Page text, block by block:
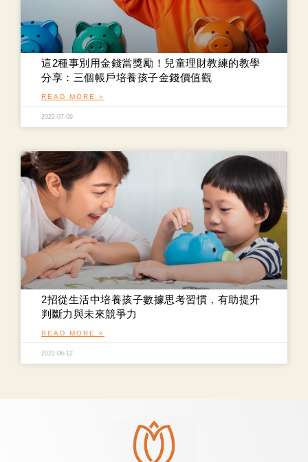
這2種事別用金錢當獎勵！兒童理財教練的教學
分享：三個帳戶培養孩子金錢價值觀
READ MORE »
2022-07-09
2招從生活中培養孩子數據思考習慣，有助提升
判斷力與未來競爭力
READ MORE »
2022-06-12